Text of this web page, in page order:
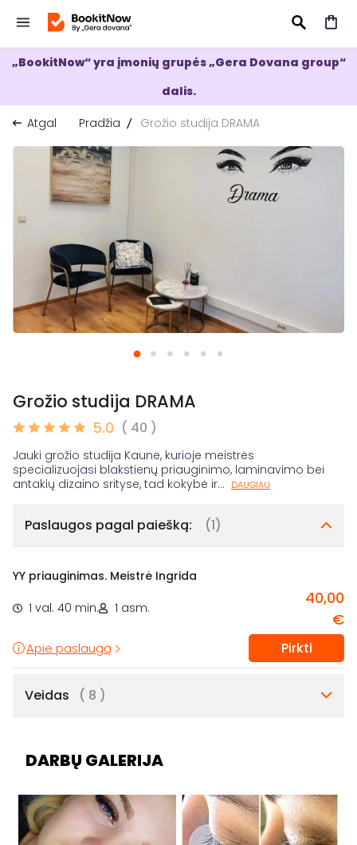
IEŠKOTI
„BookitNow“ yra įmonių grupės „Gera Dovana group“
dalis.
Atgal
Pradžia Grožio studija DRAMA
Grožio studija DRAMA
5.0 ( 40 )
Jauki grožio studija Kaune, kurioje meistrės
specializuojasi blakstienų priauginimo, laminavimo bei
antakių dizaino srityse, tad kokybė ir... DAUGIAU
Paslaugos pagal paiešką: (1)
YY priauginimas. Meistrė Ingrida
1 val. 40 min. 1 asm.
40,00
€
Apie paslaugą Pirkti
Veidas ( 8 )
DARBŲ GALERIJA